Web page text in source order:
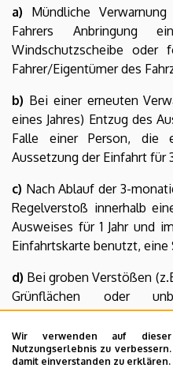
Wir verwenden auf
Nutzungserlebnis zu
damit einverstanden zu erklären.
a) Mündliche
Fahrers Anbringung
Windschutzscheibe oder
Fahrer/Eigentümer des
b) Bei einer erneuten
eines Jahres) Entzug des
Falle einer Person, die
Aussetzung der Einfahrt für
c) Nach Ablauf der 3-
Regelverstoß innerhalb
Ausweises für 1 Jahr und
Einfahrtskarte benutzt, eine
d) Bei groben Verstößen
Grünflächen oder
Behindertenparkplätzen
gelten im
Sanktionen von Punkt c).